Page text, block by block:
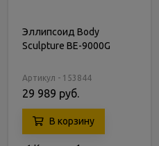
Эллипсоид Body
Sculpture BE-9000G
Артикул - 153844
29 989 руб.
В корзину